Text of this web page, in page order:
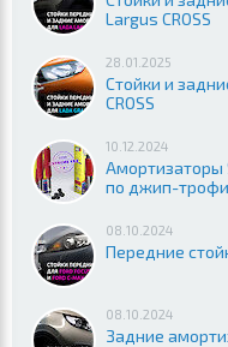
Largus CROSS
28.01.2025
Стойки и
CROSS
10.12.2024
Амортизаторы
по джип-
08.10.2024
Передние
08.10.2024
Задние